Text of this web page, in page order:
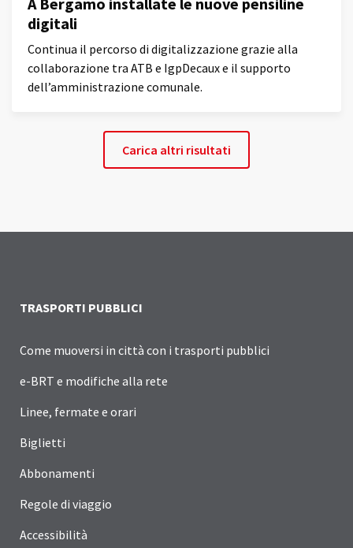
digitali
Continua il percorso di digitalizzazione grazie alla
collaborazione tra ATB e IgpDecaux e il supporto
dell’amministrazione comunale.
Carica altri risultati
TRASPORTI PUBBLICI
Come muoversi in città con i trasporti pubblici
e-BRT e modifiche alla rete
Linee, fermate e orari
Biglietti
Abbonamenti
Regole di viaggio
Accessibilità